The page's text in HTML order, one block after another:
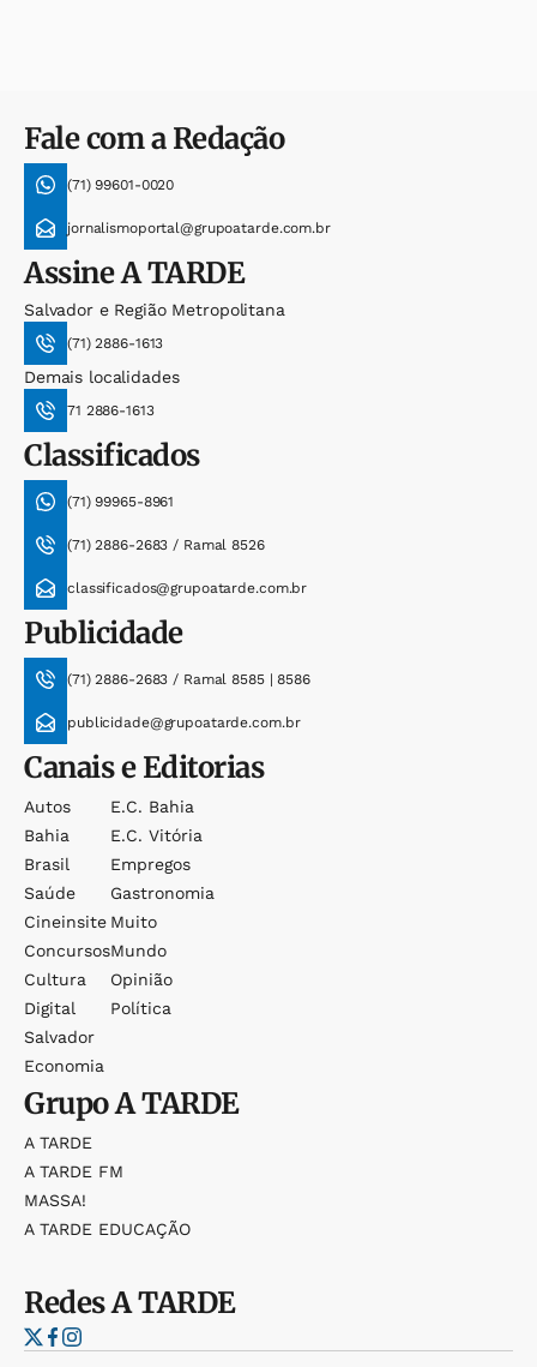
Fale com a Redação
(71) 99601-0020
jornalismoportal@grupoatarde.com.br
AssineA TARDE
Salvador e Região Metropolitana
(71) 2886-1613
Demais localidades
71 2886-1613
Classificados
(71) 99965-8961
(71) 2886-2683 / Ramal 8526
classificados@grupoatarde.com.br
Publicidade
(71) 2886-2683 / Ramal 8585 | 8586
publicidade@grupoatarde.com.br
Canais e Editorias
Autos
Bahia
Brasil
Saúde
Cineinsite
Concursos
Cultura
Digital
Salvador
Economia
E.c. Bahia
E.c. Vitória
Empregos
Gastronomia
Muito
Mundo
Opinião
Política
GrupoA TARDE
A TARDE
A TARDE FM
MASSA!
A TARDE EDUCAÇÃO
RedesA TARDE